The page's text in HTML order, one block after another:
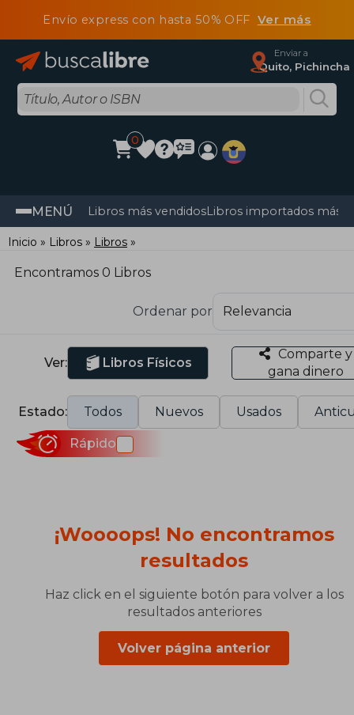
Envío express con hasta 50% OFF Ver más
Enviar a
Quito, Pichincha
0
MENÚ Libros más vendidosLibros importados más
Inicio Libros Libros
Encontramos 0 Libros
Ordenar por
Ver: Libros Físicos
Comparte y
gana dinero
Estado: Todos Nuevos Usados
Rápido
¡Woooops! No encontramos
resultados
Haz click en el siguiente botón para volver a los
resultados anteriores
Volver página anterior